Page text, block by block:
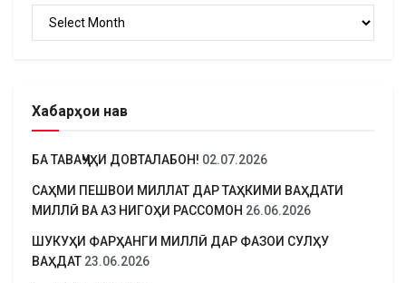
Хабарҳои нав
БА ТАВАҶҶУҲИ ДОВТАЛАБОН! 02.07.2026
САҲМИ ПЕШВОИ МИЛЛАТ ДАР ТАҲКИМИ ВАҲДАТИ
МИЛЛӢ ВА АЗ НИГОҲИ РАССОМОН 26.06.2026
ШУКУҲИ ФАРҲАНГИ МИЛЛӢ ДАР ФАЗОИ СУЛҲУ
ВАҲДАТ 23.06.2026